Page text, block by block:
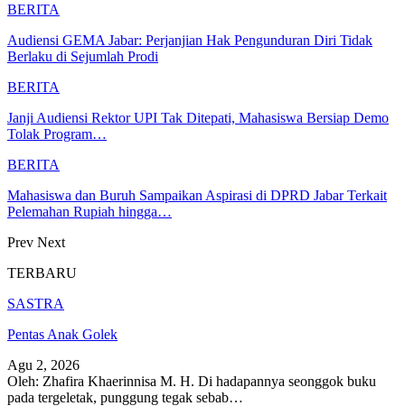
BERITA
Audiensi GEMA Jabar: Perjanjian Hak Pengunduran Diri Tidak
Berlaku di Sejumlah Prodi
BERITA
Janji Audiensi Rektor UPI Tak Ditepati, Mahasiswa Bersiap Demo
Tolak Program…
BERITA
Mahasiswa dan Buruh Sampaikan Aspirasi di DPRD Jabar Terkait
Pelemahan Rupiah hingga…
Prev Next
TERBARU
SASTRA
Pentas Anak Golek
Agu 2, 2026
Oleh: Zhafira Khaerinnisa M. H. Di hadapannya seonggok buku
pada tergeletak, punggung tegak sebab…